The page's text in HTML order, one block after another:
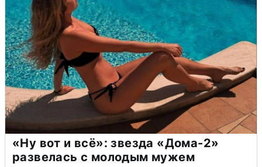
«Ну вот и всё»: звезда «Дома-2»
развелась с молодым мужем